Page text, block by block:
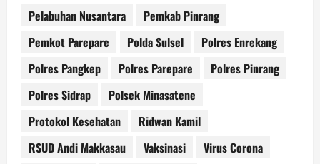
Pelabuhan Nusantara
Pemkab Pinrang
Pemkot Parepare
Polda Sulsel
Polres Enrekang
Polres Pangkep
Polres Parepare
Polres Pinrang
Polres Sidrap
Polsek Minasatene
Protokol Kesehatan
Ridwan Kamil
RSUD Andi Makkasau
Vaksinasi
Virus Corona